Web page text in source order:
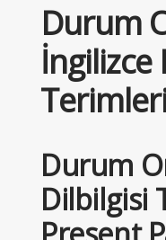
Durum
İngilizce
Durum
Dilbilgisi